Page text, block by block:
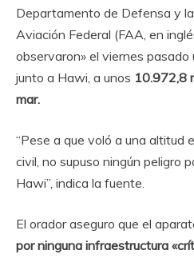
Departamento de Defensa y
Aviación Federal (FAA, en
observaron» el viernes pasado
junto a Hawi, a unos 10.972,8
mar.
“Pese a que voló a una altitud
civil, no supuso ningún peligro
Hawi”, indica la fuente.
El orador aseguro que el
por ninguna infraestructura